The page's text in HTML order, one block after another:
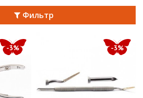
Фильтр
-3% -3%